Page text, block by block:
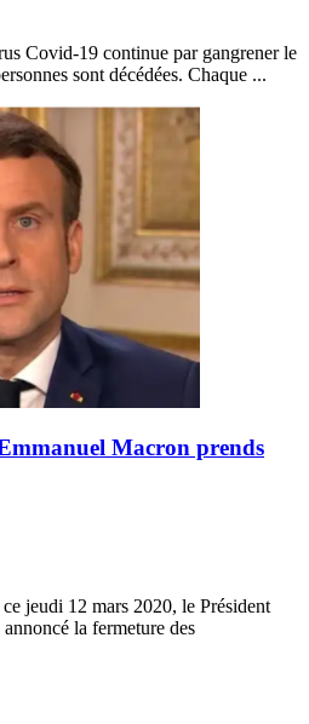
Covid-19 continue par gangrener le
sont décédées. Chaque ...
Macron prends
jeudi 12 mars 2020, le Président
la fermeture des